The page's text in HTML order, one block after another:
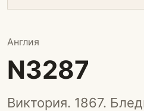
Англия
N3287
Виктория. 1867.